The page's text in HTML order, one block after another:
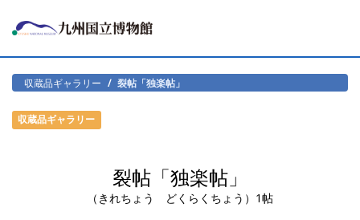
収蔵品ギャラリー 裂帖「独楽帖」
収蔵品ギャラリー
裂帖「独楽帖」
（きれちょう どくらくちょう）1帖